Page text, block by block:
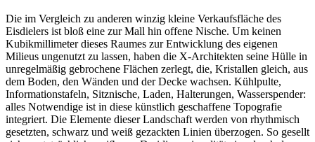
Die im Vergleich zu anderen winzig kleine Verkaufsfläche des
Eisdielers ist bloß eine zur Mall hin offene Nische. Um keinen
Kubikmillimeter dieses Raumes zur Entwicklung des eigenen
Milieus ungenutzt zu lassen, haben die X-Architekten seine Hülle in
unregelmäßig gebrochene Flächen zerlegt, die, Kristallen gleich, aus
dem Boden, den Wänden und der Decke wachsen. Kühlpulte,
Informationstafeln, Sitznische, Laden, Halterungen, Wasserspender:
alles Notwendige ist in diese künstlich geschaffene Topografie
integriert. Die Elemente dieser Landschaft werden von rhythmisch
gesetzten, schwarz und weiß gezackten Linien überzogen. So gesellt